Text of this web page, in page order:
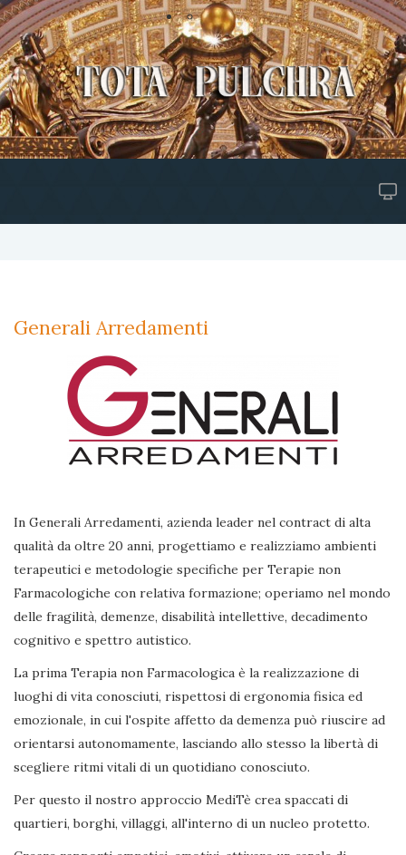
Generali Arredamenti
In Generali Arredamenti, azienda leader nel contract di alta
qualità da oltre 20 anni, progettiamo e realizziamo ambienti
terapeutici e metodologie specifiche per Terapie non
Farmacologiche con relativa formazione; operiamo nel mondo
delle fragilità, demenze, disabilità intellettive, decadimento
cognitivo e spettro autistico.
La prima Terapia non Farmacologica è la realizzazione di
luoghi di vita conosciuti, rispettosi di ergonomia fisica ed
emozionale, in cui l'ospite affetto da demenza può riuscire ad
orientarsi autonomamente, lasciando allo stesso la libertà di
scegliere ritmi vitali di un quotidiano conosciuto.
Per questo il nostro approccio MediTè crea spaccati di
quartieri, borghi, villaggi, all'interno di un nucleo protetto.